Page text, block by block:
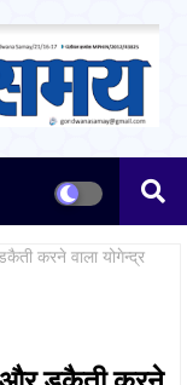
करने वाला योगेन्द्र